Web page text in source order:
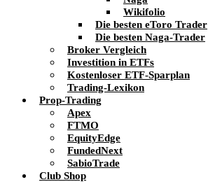
Wikifolio
Die besten eToro Trader
Die besten Naga-Trader
Broker Vergleich
Investition in ETFs
Kostenloser ETF-Sparplan
Trading-Lexikon
Prop-Trading
Apex
FTMO
EquityEdge
FundedNext
SabioTrade
Club Shop